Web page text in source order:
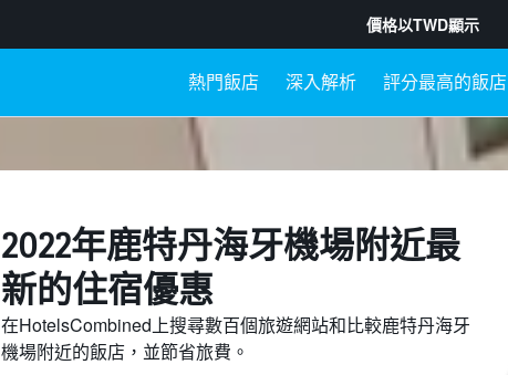
價格以TWD顯示
熱門飯店 深入解析 評分最高的飯店
2022年鹿特丹海牙機場附近最
新的住宿優惠
在HotelsCombined上搜尋數百個旅遊網站和比較鹿特丹海牙
機場附近的飯店，並節省旅費。